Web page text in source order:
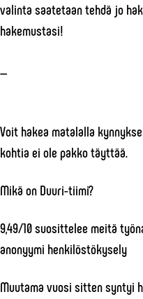
valinta saatetaan tehdä jo
hakemustasi!
—
Voit hakea matalalla
kohtia ei ole pakko täyttää.
Mikä on Duuri-tiimi?
9,49/10 suosittelee meitä
anonyymi henkilöstökysely
Muutama vuosi sitten syntyi